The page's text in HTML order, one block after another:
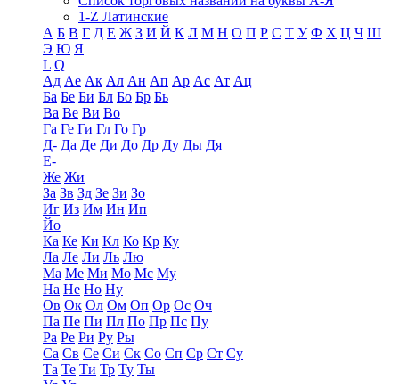
1-Z Латинские
А Б В Г Д Е Ж З И Й К Л М Н О П Р С Т У Ф Х Ц Ч Ш
Э Ю Я
L Q
Ад Ае Ак Ал Ан Ап Ар Ас Ат Ац
Ба Бе Би Бл Бо Бр Бь
Ва Ве Ви Во
Га Ге Ги Гл Го Гр
Д- Да Де Ди До Др Ду Ды Дя
Е-
Же Жи
За Зв Зд Зе Зи Зо
Иг Из Им Ин Ип
Йо
Ка Ке Ки Кл Ко Кр Ку
Ла Ле Ли Ль Лю
Ма Ме Ми Мо Мс Му
На Не Но Ну
Ов Ок Ол Ом Оп Ор Ос Оч
Па Пе Пи Пл По Пр Пс Пу
Ра Ре Ри Ру Ры
Са Св Се Си Ск Со Сп Ср Ст Су
Та Те Ти Тр Ту Ты